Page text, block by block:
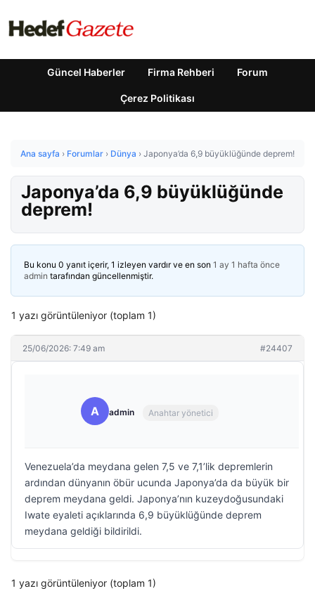
Güncel Haberler Firma Rehberi Forum
Çerez Politikası
Ana sayfa › Forumlar › Dünya › Japonya’da 6,9 büyüklüğünde deprem!
Japonya’da 6,9 büyüklüğünde
deprem!
Bu konu 0 yanıt içerir, 1 izleyen vardır ve en son 1 ay 1 hafta önce
admin tarafından güncellenmiştir.
1 yazı görüntüleniyor (toplam 1)
25/06/2026: 7:49 am #24407
A admin Anahtar yönetici
Venezuela’da meydana gelen 7,5 ve 7,1’lik depremlerin
ardından dünyanın öbür ucunda Japonya’da da büyük bir
deprem meydana geldi. Japonya’nın kuzeydoğusundaki
Iwate eyaleti açıklarında 6,9 büyüklüğünde deprem
meydana geldiği bildirildi.
1 yazı görüntüleniyor (toplam 1)